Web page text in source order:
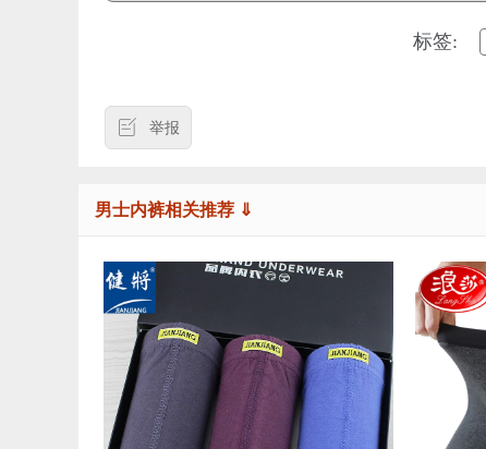
标签:
举报
男士内裤相关推荐 ⇓